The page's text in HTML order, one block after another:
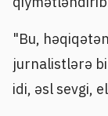
"Bu,
jurnalistlərə
idi, əsl sevgi,